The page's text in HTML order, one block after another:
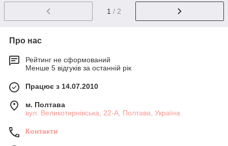
1 / 2
Про нас
Рейтинг не сформований
Менше 5 відгуків за останній рік
Працює з 14.07.2010
м. Полтава
вул. Великотирнівська, 22-А, Полтава, Україна
Контакти